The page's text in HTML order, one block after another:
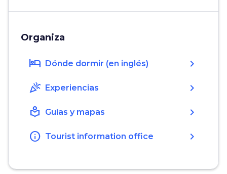
Organiza
hotel Dónde dormir (en inglés) chevron_right
celebration Experiencias chevron_right
local_library Guías y mapas chevron_right
info Tourist information office chevron_right